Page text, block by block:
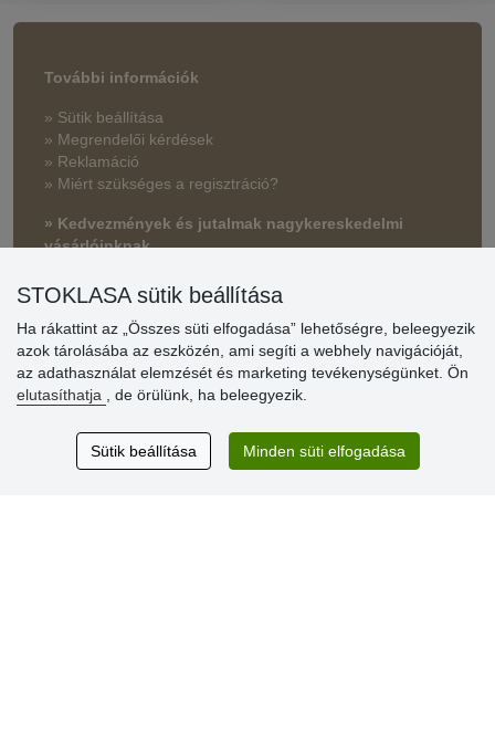
További információk
» Sütik beállítása
» Megrendelői kérdések
» Reklamáció
» Miért szükséges a regisztráció?
» Kedvezmények és jutalmak nagykereskedelmi
vásárlóinknak
» Súgó
Vásárlók
értékelése
Excellent service
Thank you.
STOKLASA sütik beállítása
Ha rákattint az „Összes süti elfogadása” lehetőségre, beleegyezik
azok tárolásába az eszközén, ami segíti a webhely navigációját,
az adathasználat elemzését és marketing tevékenységünket. Ön
elutasíthatja
, de örülünk, ha beleegyezik.
Sütik beállítása Minden süti elfogadása